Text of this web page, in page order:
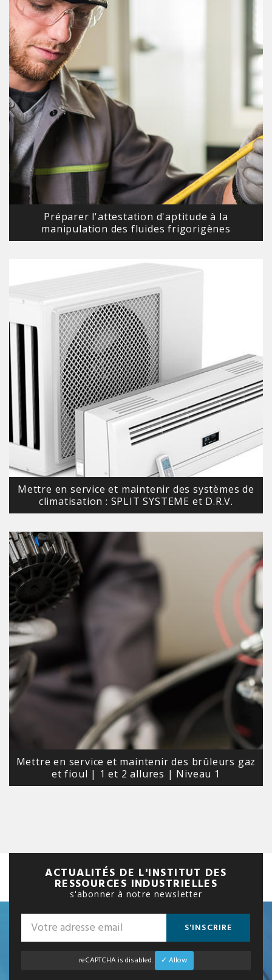
Préparer l'attestation d'aptitude à la
manipulation des fluides frigorigènes
Mettre en service et maintenir des systèmes de
climatisation : SPLIT SYSTEME et D.R.V.
Mettre en service et maintenir des brûleurs gaz
et fioul | 1 et 2 allures | Niveau 1
ACTUALITÉS DE L'INSTITUT DES
RESSOURCES INDUSTRIELLES
s'abonner à notre newsletter
S'INSCRIRE
reCAPTCHA is disabled. ✓ Allow